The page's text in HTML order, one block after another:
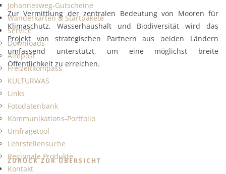
Johannesweg-Gutscheine
Wanderkarten & Startpakete
Service
Downloads
Almpost
Freizeitkompass
KULTURWAS
Links
Fotodatenbank
Kommunikations-Portfolio
Umfragetool
Lehrstellensuche
Regionale Produkte
Kontakt
Zur Vermittlung der zentralen Bedeutung von Mooren für
Klimaschutz, Wasserhaushalt und Biodiversität wird das
Projekt von strategischen Partnern aus beiden Ländern
umfassend unterstützt, um eine möglichst breite
Öffentlichkeit zu erreichen.
ZURÜCK ZUR ÜBERSICHT